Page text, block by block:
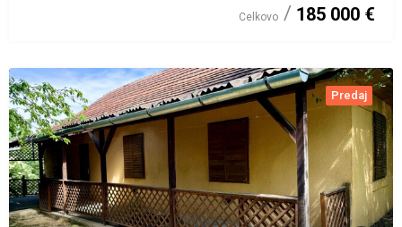
Celkovo 185 000 €
Predaj